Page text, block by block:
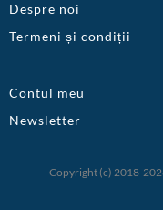
Despre noi
Termeni și condiții
Contul meu
Newsletter
Copyright (c) 2018-